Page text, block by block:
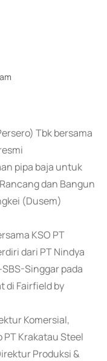
Tbk bersama
pipa baja untuk
dan Bangun
(Dusem)
KSO PT
dari PT Nindya
Singgar pada
di Fairfield by
Komersial,
Krakatau Steel
Produksi &